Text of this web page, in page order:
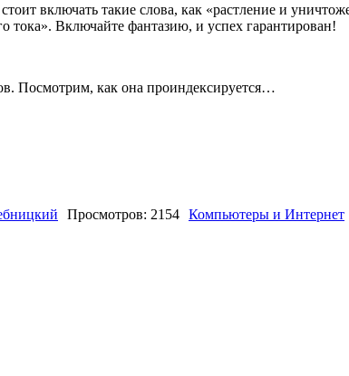
включать такие слова, как «растление и
тока». Включайте фантазию, и успех гарантирован!
Посмотрим, как она проиндексируется…
Просмотров: 2154 Компьютеры и Интернет